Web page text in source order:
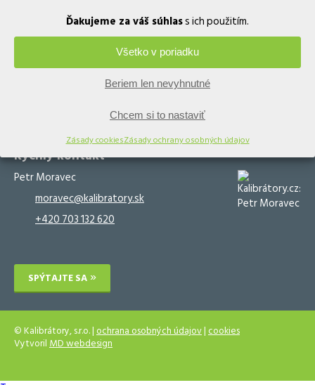
Ďakujeme za váš súhlass ich použitím.
Všetko v poriadku
Beriem len nevyhnutné
Chcem si to nastaviť
Zásady cookiesZásady ochrany osobných údajov
Kalibrátory leteckých prístrojov
Multifunkčné kalibrátory
Termočlánkový validačný systém
Kalibračný software
Kalibračné služby
Validačný software
Validačné služby
Rýchly kontakt
Petr Moravec
moravec@kalibratory.sk
+420 703 132 620
SPÝTAJTE SA
© Kalibrátory, s.r.o. |ochrana osobných údajov|cookies
VytvorilMD webdesign